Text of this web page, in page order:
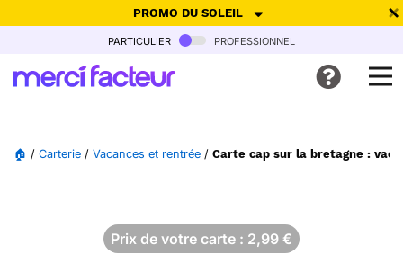
PROMO DU SOLEIL
-30% de réduction avec le code SUMMER26pour envoyer des
Ne plus afficher
particulier professionnel
🏠 / Carterie / Vacances et rentrée / Carte cap sur la bretagne :
Prix de votre carte : 2,99 €